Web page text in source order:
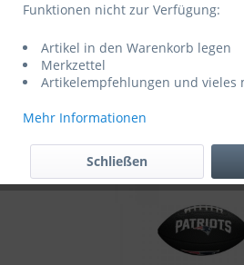
England Patriots
Funktionen nicht zur Verfügung:
Artikel in den Warenkorb legen
Merkzettel
Artikelempfehlungen und vieles
Mehr Informationen
Schließen